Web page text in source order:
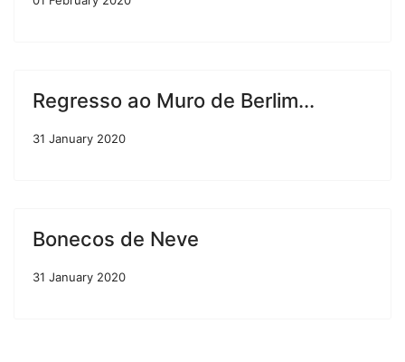
Regresso ao Muro de Berlim...
31 January 2020
Bonecos de Neve
31 January 2020